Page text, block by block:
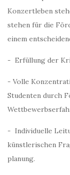
Konzertleben
stehen für die
einem
- Erfüllung der
- Volle
Studenten durch
- Individuelle
künstlerischen
planung.